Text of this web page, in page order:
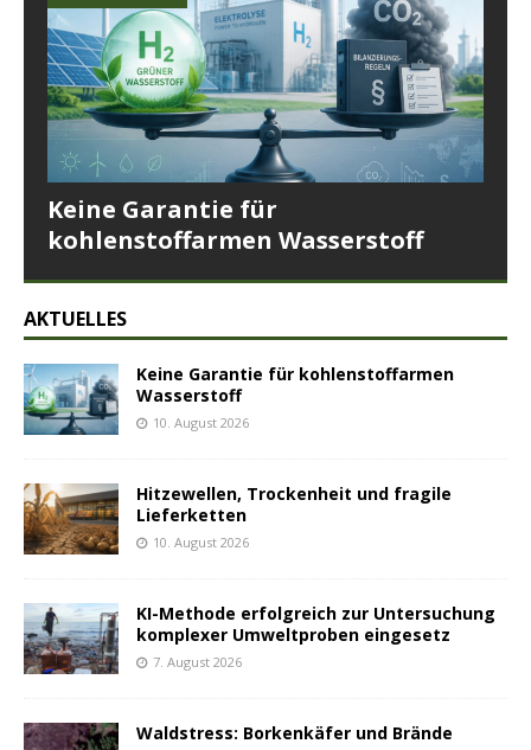
Keine Garantie für
kohlenstoffarmen Wasserstoff
AKTUELLES
Keine Garantie für kohlenstoffarmen
Wasserstoff
10. August 2026
Hitzewellen, Trockenheit und fragile
Lieferketten
10. August 2026
KI-Methode erfolgreich zur Untersuchung
komplexer Umweltproben eingesetz
7. August 2026
Waldstress: Borkenkäfer und Brände